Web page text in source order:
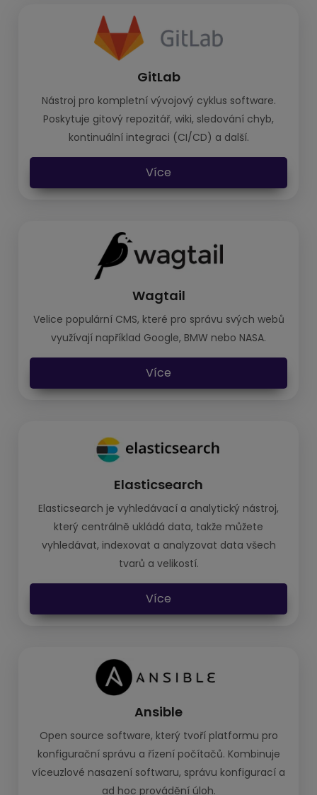
GitLab
Nástroj pro kompletní vývojový cyklus software.
Poskytuje gitový repozitář, wiki, sledování chyb,
kontinuální integraci (CI/CD) a další.
Více
Wagtail
Velice populární CMS, které pro správu svých webů
využívají například Google, BMW nebo NASA.
Více
Elasticsearch
Elasticsearch je vyhledávací a analytický nástroj,
který centrálně ukládá data, takže můžete
vyhledávat, indexovat a analyzovat data všech
tvarů a velikostí.
Více
Ansible
Open source software, který tvoří platformu pro
konfigurační správu a řízení počítačů. Kombinuje
víceuzlové nasazení softwaru, správu konfigurací a
ad hoc provádění úloh.